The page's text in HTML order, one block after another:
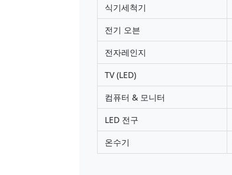
식기세척기
전기 오븐
전자레인지
TV (LED)
컴퓨터 & 모니터
LED 전구
온수기